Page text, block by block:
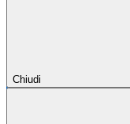
Chiudi